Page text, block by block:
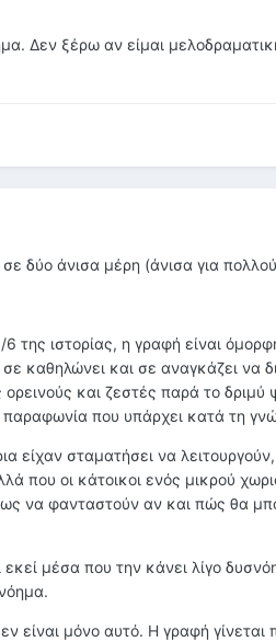
Δεν ξέρω αν είμαι
δύο άνισα μέρη (άνισα για
της ιστορίας, η γραφή είναι
καθηλώνει και σε αναγκάζει να
και ζεστές παρά το δριμύ
παραφωνία που υπάρχει κατά τη
είχαν σταματήσει να
που οι κάτοικοι ενός μικρού
να φανταστούν αν και πώς θα
μέσα που την κάνει λίγο
είναι μόνο αυτό. Η γραφή γίνεται